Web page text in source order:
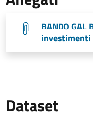
BANDO GAL
investimenti
Dataset